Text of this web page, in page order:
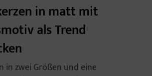
in matt mit
als Trend
in zwei Größen und eine